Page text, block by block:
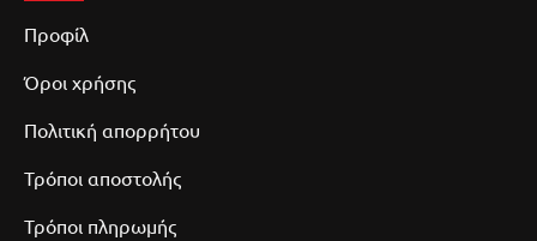
Προφίλ
Όροι χρήσης
Πολιτική απορρήτου
Τρόποι αποστολής
Τρόποι πληρωμής